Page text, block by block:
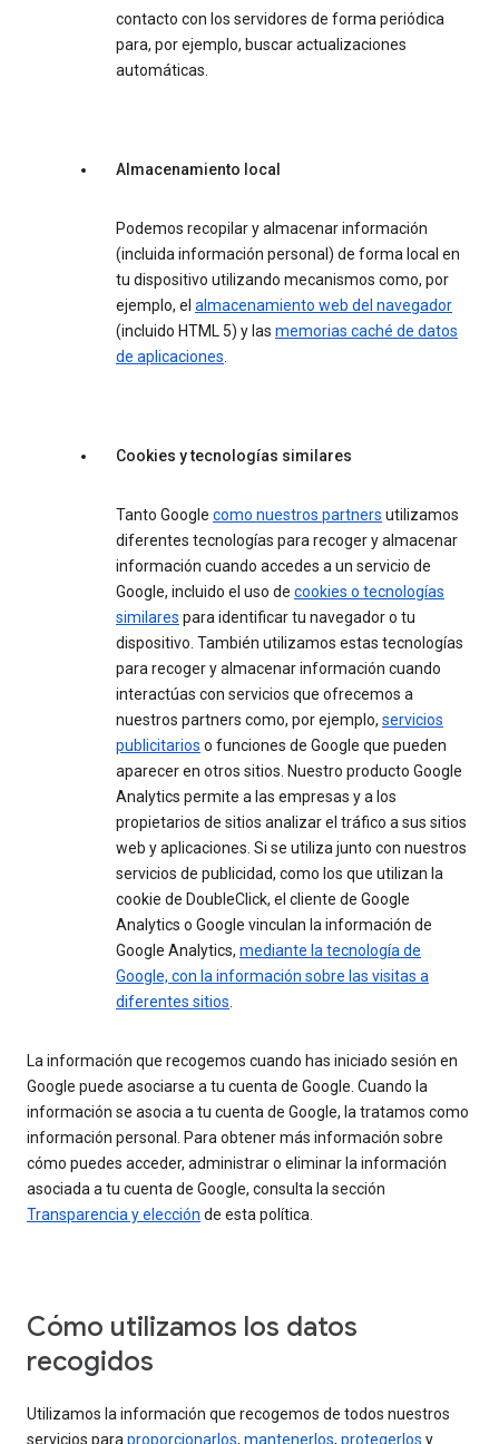
contacto con los servidores de forma periódica
para, por ejemplo, buscar actualizaciones
automáticas.
Almacenamiento local
Podemos recopilar y almacenar información
(incluida información personal) de forma local en
tu dispositivo utilizando mecanismos como, por
ejemplo, el almacenamiento web del navegador
(incluido HTML 5) y las memorias caché de datos
de aplicaciones.
Cookies y tecnologías similares
Tanto Google como nuestros partners utilizamos
diferentes tecnologías para recoger y almacenar
información cuando accedes a un servicio de
Google, incluido el uso de cookies o tecnologías
similares para identificar tu navegador o tu
dispositivo. También utilizamos estas tecnologías
para recoger y almacenar información cuando
interactúas con servicios que ofrecemos a
nuestros partners como, por ejemplo, servicios
publicitarios o funciones de Google que pueden
aparecer en otros sitios. Nuestro producto Google
Analytics permite a las empresas y a los
propietarios de sitios analizar el tráfico a sus sitios
web y aplicaciones. Si se utiliza junto con nuestros
servicios de publicidad, como los que utilizan la
cookie de DoubleClick, el cliente de Google
Analytics o Google vinculan la información de
Google Analytics, mediante la tecnología de
Google, con la información sobre las visitas a
diferentes sitios.
La información que recogemos cuando has iniciado sesión en
Google puede asociarse a tu cuenta de Google. Cuando la
información se asocia a tu cuenta de Google, la tratamos como
información personal. Para obtener más información sobre
cómo puedes acceder, administrar o eliminar la información
asociada a tu cuenta de Google, consulta la sección
Transparencia y elección de esta política.
Cómo utilizamos los datos
recogidos
Utilizamos la información que recogemos de todos nuestros
servicios paraproporcionarlos, mantenerlos, protegerlos y